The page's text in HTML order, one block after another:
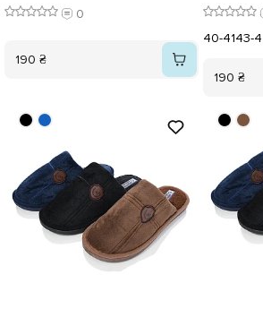
0
190 ₴
40-4143-
190 ₴